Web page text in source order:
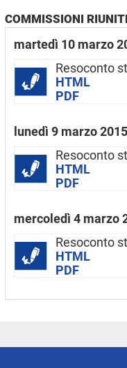
COMMISSIONI
martedì 10 marzo
Resoconto
HTML
PDF
lunedì 9 marzo 2015
Resoconto
HTML
PDF
mercoledì 4 marzo
Resoconto
HTML
PDF